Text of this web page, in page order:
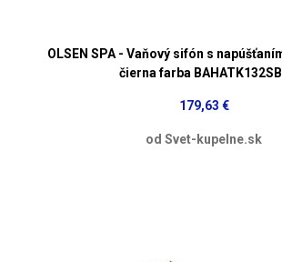
OLSEN SPA - Vaňový sifón s
čierna farba
179,63 €
od Svet-kupelne.sk